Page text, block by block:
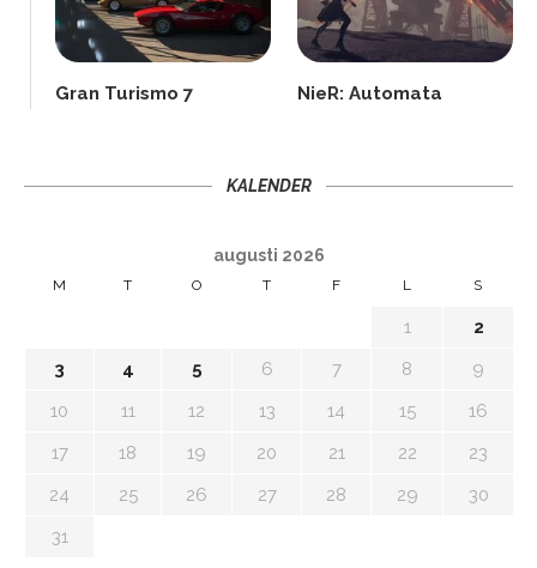
Gran Turismo 7 NieR: Automata
KALENDER
augusti 2026
M T O T F L S
1
2
3
4 5 6 7 8
9
10
11 12 13 14 15
16
17
18 19 20 21 22
23
24
25 26 27 28 29
30
31